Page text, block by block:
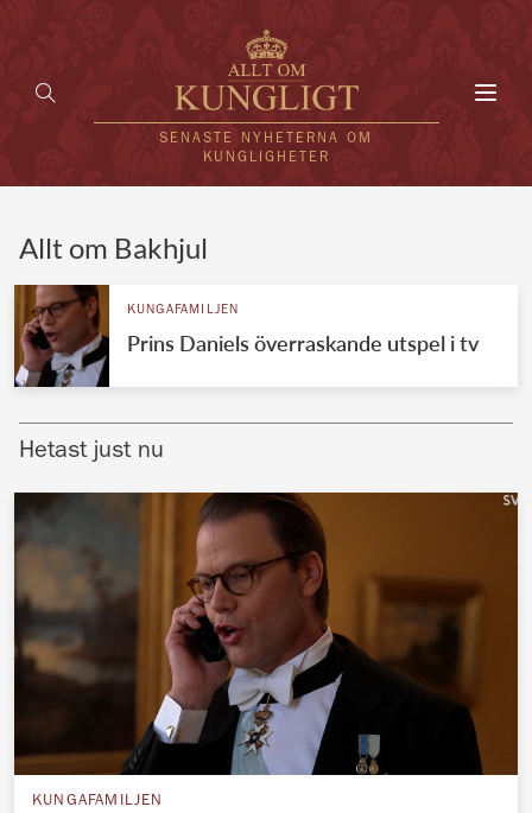
SENASTE NYHETERNA OM
KUNGLIGHETER
UTLÄNDSKT
VÄRLDENS KUNGAHUS
Brittiska kungahuset
Norska kungahuset
Danska kungahuset
Spanska kungahuset
Nederländska kungahuset
Belgiska kungahuset
Jordanska kungahuset
REDAKTION
Allt om Bakhjul
KUNGAFAMILJEN
Prins Daniels överraskande utspel i tv
Hetast just nu
KUNGAFAMILJEN